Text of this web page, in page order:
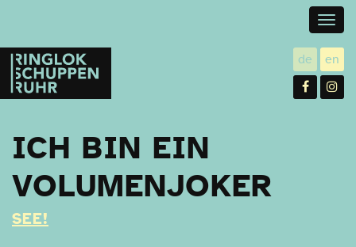
Ringlokschuppen
Ruhr
de utsch
en
ICH BIN EIN
VOLUMENJOKER
SEE!